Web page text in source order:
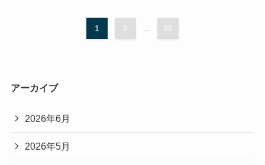
1 2 ... 26
アーカイブ
2026年6月
2026年5月